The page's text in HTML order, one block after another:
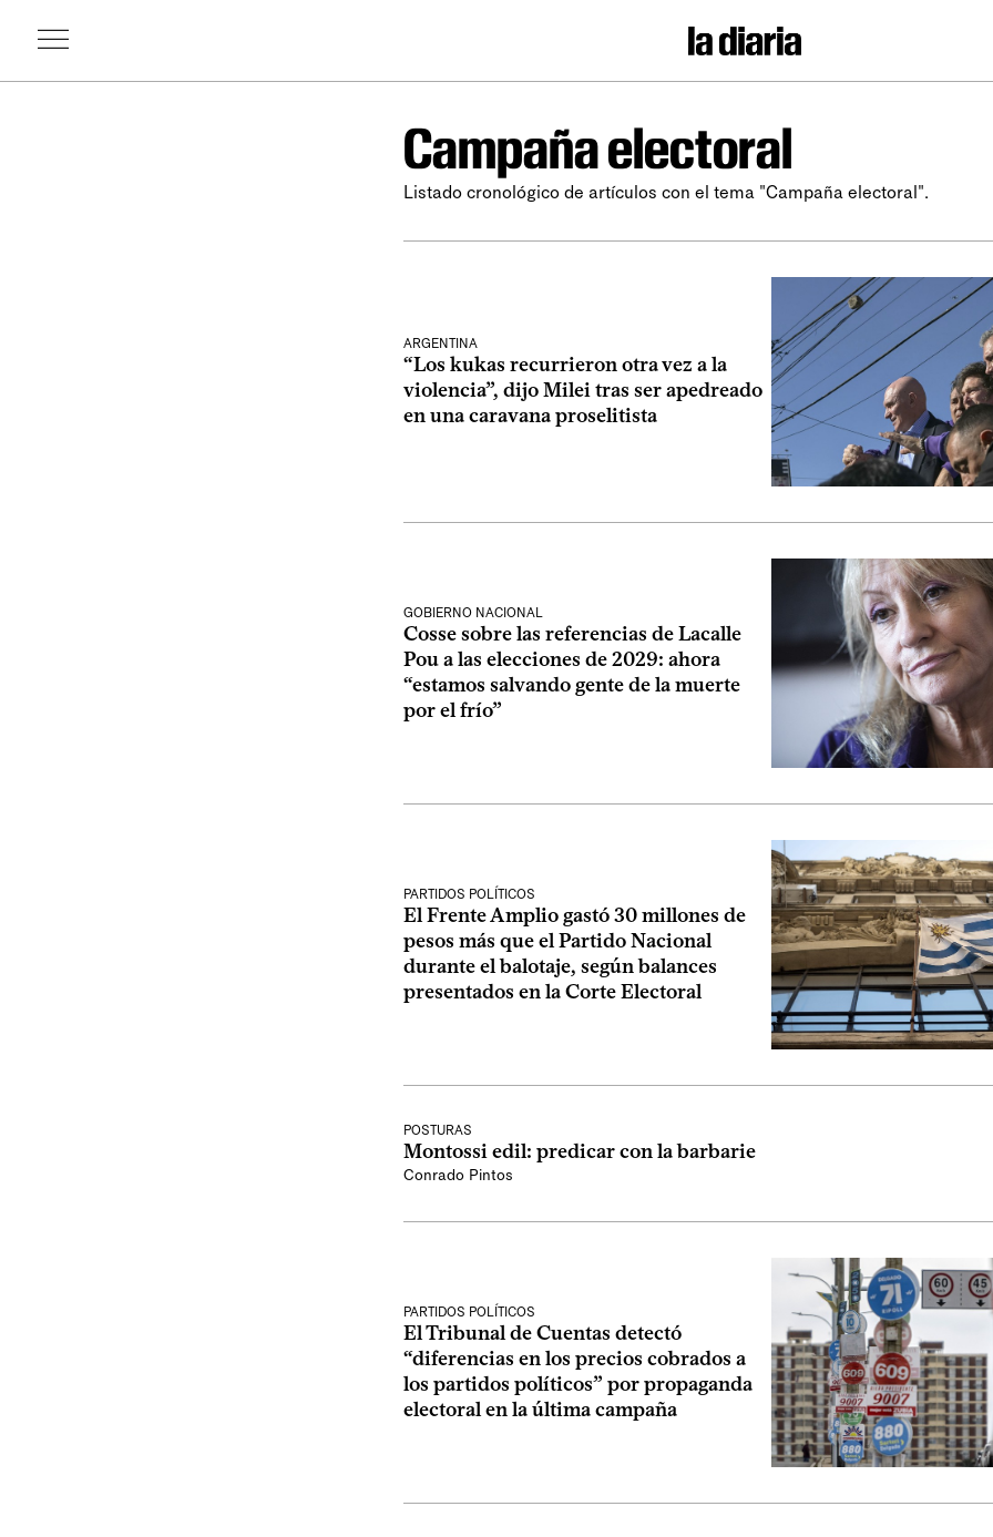
Campaña electoral
Listado cronológico de artículos con el tema "Campaña electoral".
ARGENTINA
“Los kukas recurrieron otra vez a la
violencia”, dijo Milei tras ser apedreado
en una caravana proselitista
GOBIERNO NACIONAL
Cosse sobre las referencias de Lacalle
Pou a las elecciones de 2029: ahora
“estamos salvando gente de la muerte
por el frío”
PARTIDOS POLÍTICOS
El Frente Amplio gastó 30 millones de
pesos más que el Partido Nacional
durante el balotaje, según balances
presentados en la Corte Electoral
POSTURAS
Montossi edil: predicar con la barbarie
Conrado Pintos
PARTIDOS POLÍTICOS
El Tribunal de Cuentas detectó
“diferencias en los precios cobrados a
los partidos políticos” por propaganda
electoral en la última campaña